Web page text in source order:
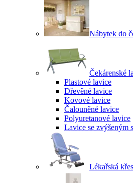
Nábytek do
Čekárenské
Plastové lavice
Dřevěné lavice
Kovové lavice
Čalouněné lavice
Polyuretanové lavice
Lavice se zvýšeným
Lékařská